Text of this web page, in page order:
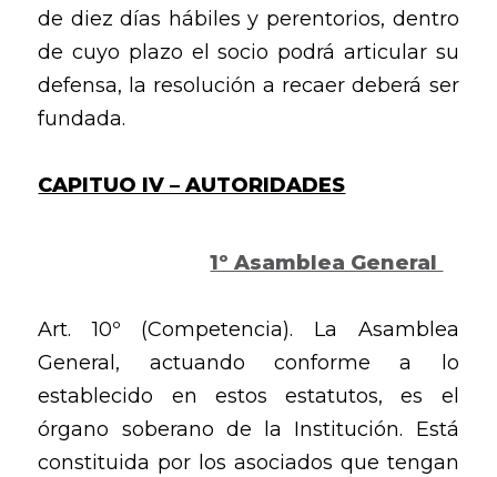
de diez días hábiles y perentorios, dentro
de cuyo plazo el socio podrá articular su
defensa, la resolución a recaer deberá ser
fundada.
CAPITUO IV – AUTORIDADES
1º Asamblea General
Art. 10º (Competencia). La Asamblea
General, actuando conforme a lo
establecido en estos estatutos, es el
órgano soberano de la Institución. Está
constituida por los asociados que tengan